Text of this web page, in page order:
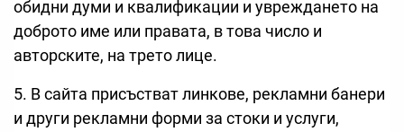
обидни думи и квалификации и увреждането на
доброто име или правата, в това число и
авторските, на трето лице.
5. В сайта присъстват линкове, рекламни банери
и други рекламни форми за стоки и услуги,